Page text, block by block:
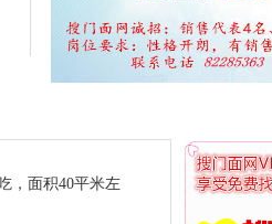
，面积40平米左